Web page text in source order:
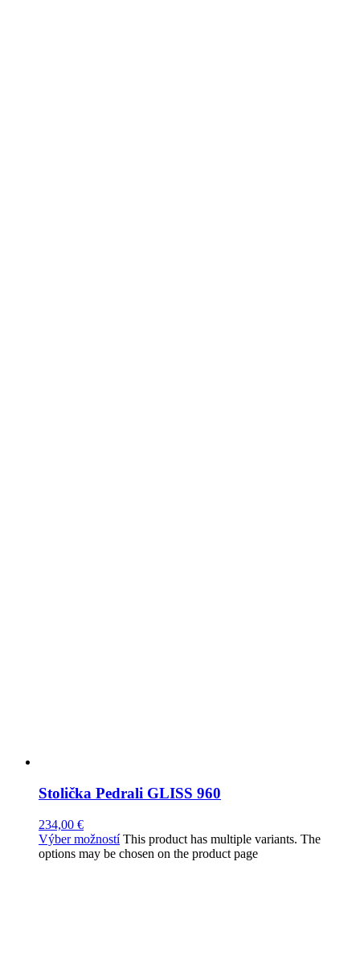
Stolička Pedrali GLISS 960
234,00 €
Výber možností This product has multiple variants. The
options may be chosen on the product page